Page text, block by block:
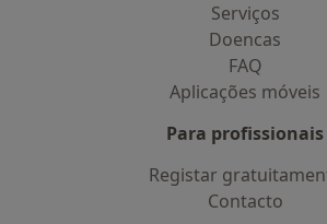
Serviços
Doencas
FAQ
Aplicações móveis
Para profissionais
Registar
Contacto